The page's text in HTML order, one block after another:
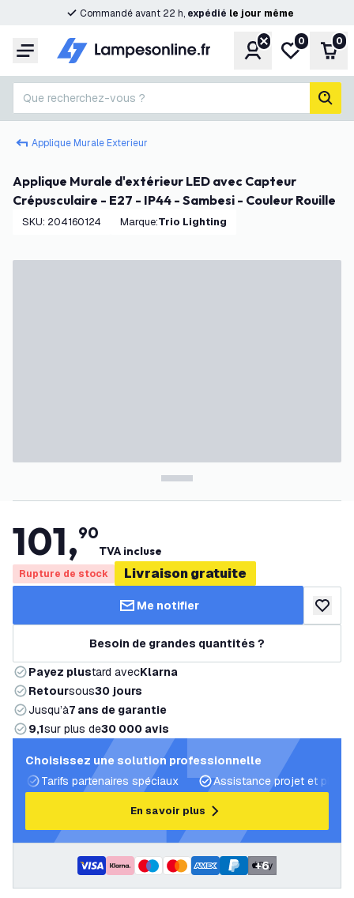
Commandé avant 22 h, expédié le jour même
Menu CompteMa liste de
0 0
Que recherchez-vous ?
Applique Murale Exterieur
Applique Murale d'extérieur LED avec Capteur
Crépusculaire - E27 - IP44 - Sambesi - Couleur Rouille
SKU: 204160124 Marque: Trio Lighting
101,90
TVA incluse
Rupture de stock Livraison gratuite
Me notifier
Besoin de grandes quantités ?
Payez plustard avecKlarna
Retoursous30 jours
Jusqu’à7 ans de garantie
9,1sur plus de30 000 avis
Choisissez une solution professionnelle
Tarifs partenaires spéciaux
Assistance projet et plans
En savoir plus
+6